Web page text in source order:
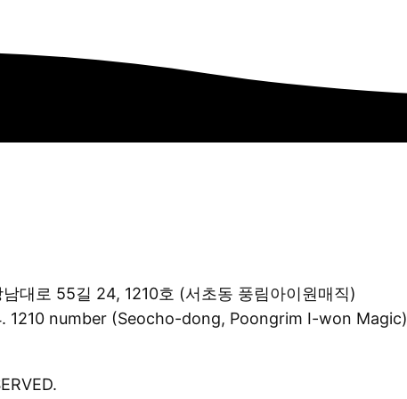
대로 55길 24, 1210호 (서초동 풍림아이원매직)
1210 number (Seocho-dong, Poongrim I-won Magic)